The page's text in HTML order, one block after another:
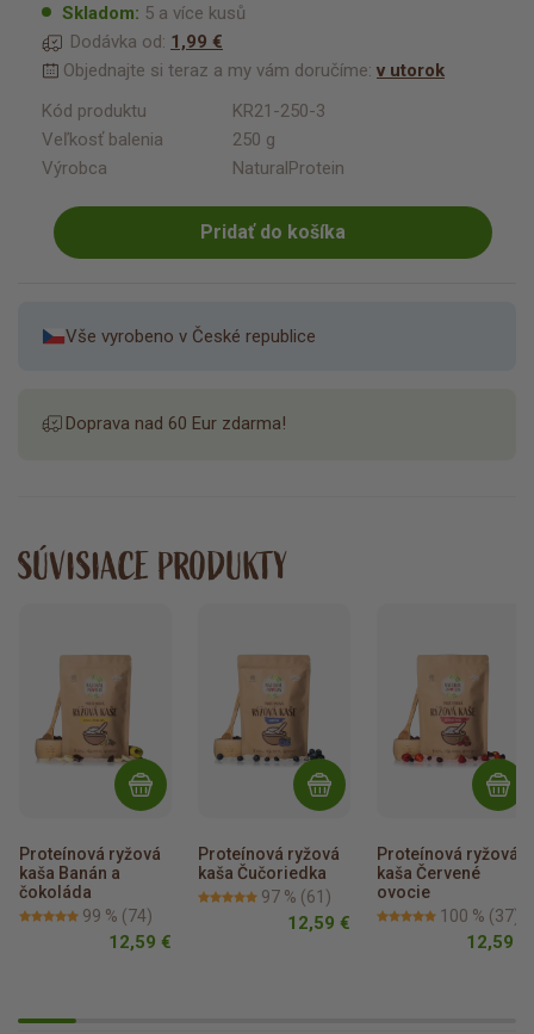
Skladom: 5 a více kusů
Dodávka od: 1,99 €
Objednajte si teraz a my vám doručíme: v utorok
Kód produktu
KR21-250-3
Veľkosť balenia
250 g
Výrobca
NaturalProtein
Pridať do košíka
Vše vyrobeno v České republice
Doprava nad 60 Eur zdarma!
SÚVISIACE PRODUKTY
Proteínová ryžová
kaša Banán a
čokoláda
99 % (74)
12,59 €
Proteínová ryžová
kaša Čučoriedka
97 % (61)
12,59 €
Proteínová ryžová
kaša Červené
ovocie
100 % (37)
12,59 €